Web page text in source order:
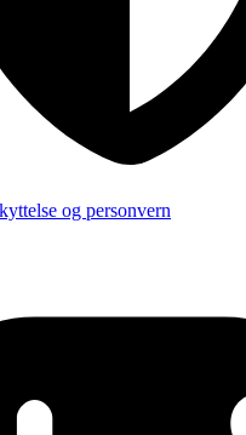
og personvern